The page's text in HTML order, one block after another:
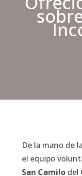
De la mano de
el equipo
San Camilodel